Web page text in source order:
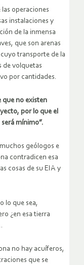
operaciones
instalaciones y
de la inmensa
que son arenas
transporte de la
de volquetas
por cantidades.
que no existen
por lo que el
mínimo”.
geólogos e
contradicen esa
cosas de su EIA y
lo que sea,
¿en esa tierra
no hay acuíferos,
que se